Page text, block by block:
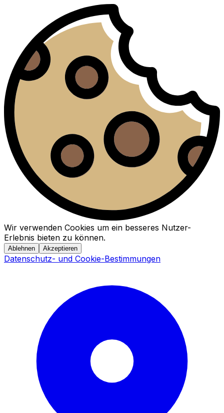
Wir verwenden Cookies um ein besseres Nutzer-
Erlebnis bieten zu können.
Ablehnen Akzeptieren
Datenschutz- und Cookie-Bestimmungen